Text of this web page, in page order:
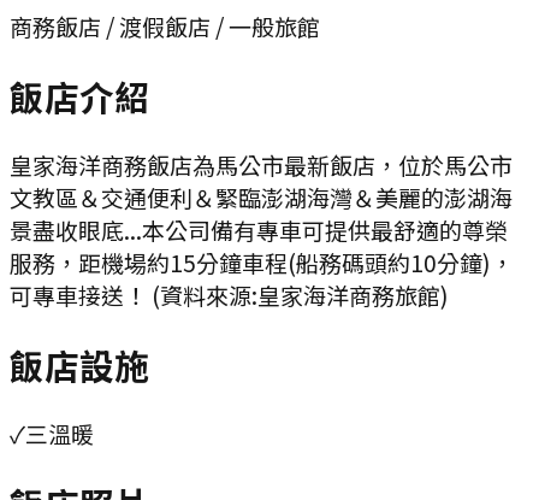
商務飯店 / 渡假飯店 / 一般旅館
飯店介紹
皇家海洋商務飯店為馬公市最新飯店，位於馬公市
文教區＆交通便利＆緊臨澎湖海灣＆美麗的澎湖海
景盡收眼底...本公司備有專車可提供最舒適的尊榮
服務，距機場約15分鐘車程(船務碼頭約10分鐘)，
可專車接送！ (資料來源:皇家海洋商務旅館)
飯店設施
✓三溫暖